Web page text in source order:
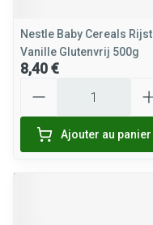
Nestle Baby Cereals Rijst
Vanille Glutenvrij 500g
8,40 €
Ajouter au panier